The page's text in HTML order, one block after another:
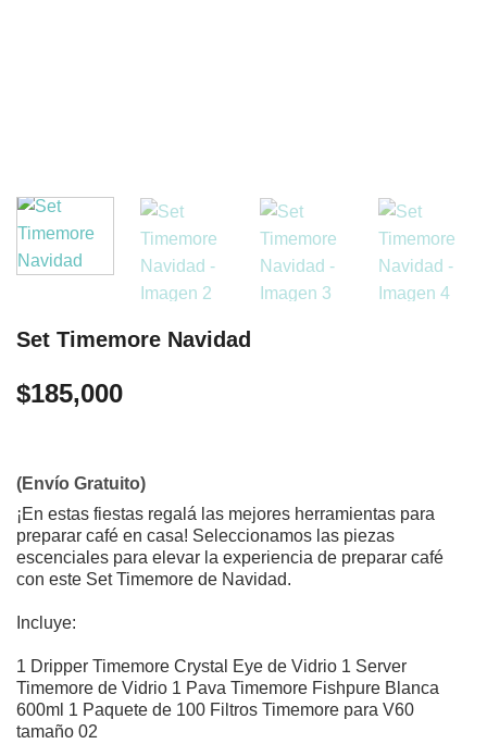
Set Timemore Navidad
$185,000
(Envío Gratuito)
¡En estas fiestas regalá las mejores herramientas para
preparar café en casa! Seleccionamos las piezas
escenciales para elevar la experiencia de preparar café
con este Set Timemore de Navidad.
Incluye:
1 Dripper Timemore Crystal Eye de Vidrio 1 Server
Timemore de Vidrio 1 Pava Timemore Fishpure Blanca
600ml 1 Paquete de 100 Filtros Timemore para V60
tamaño 02